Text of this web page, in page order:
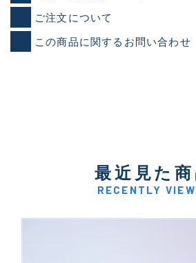
ご注文について
この商品に関するお問い合わせ
最近見た商
RECENTLY